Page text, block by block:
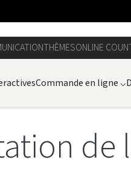
THÈMESONLINE
Commande en ligne ⌵
de